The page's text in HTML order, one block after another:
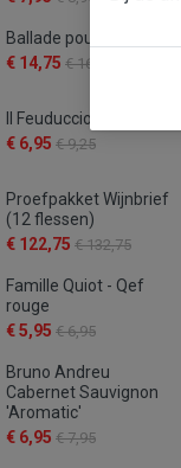
Ballade pour Mistral
€ 14,75 € 16,95
Il Feuduccio rosato
€ 6,95 € 9,25
Proefpakket Wijnbrief
(12 flessen)
€ 122,75 € 132,75
Famille Quiot - Qef
rouge
€ 5,95 € 6,95
Bruno Andreu
Cabernet Sauvignon
'Aromatic'
€ 6,95 € 7,95